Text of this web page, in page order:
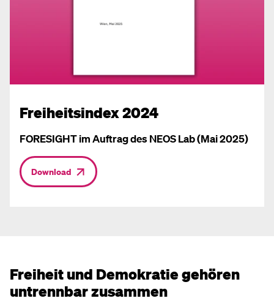
Freiheitsindex 2024
FORESIGHT im Auftrag des NEOS Lab (Mai 2025)
Download
Freiheit und Demokratie gehören
untrennbar zusammen